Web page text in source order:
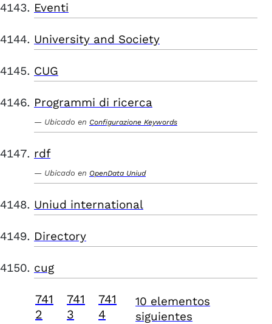
Eventi
University and Society
CUG
Programmi di ricerca
Ubicado en Configurazione Keywords
rdf
Ubicado en OpenData Uniud
Uniud international
Directory
cug
741
2
741
3
741
4
10 elementos
siguientes